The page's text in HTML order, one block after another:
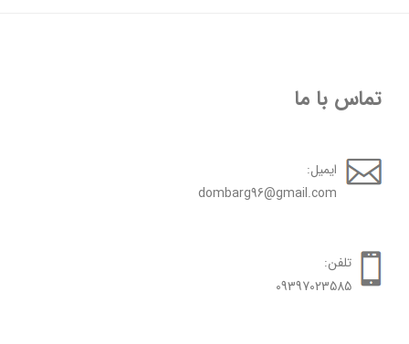
تماس با ما
ایمیل:
dombarg96@gmail.com
تلفن:
09397023585